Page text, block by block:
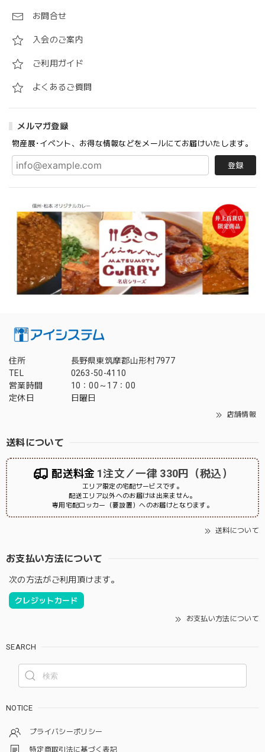
お問合せ
入会のご案内
ご利用ガイド
よくあるご質問
メルマガ登録
物産展･イベント、お得な情報などをメールにてお届けいたします。
登録
住所
長野県東筑摩郡山形村7977
TEL
0263-50-4110
営業時間
10：00～17：00
定休日
日曜日
店舗情報
送料について
配送料金 1注文／一律 330円（税込）
エリア限定の宅配サービスです。
配送エリア以外へのお届けは出来ません。
専用宅配ロッカー（要設置）へのお届けとなります。
送料について
お支払い方法について
次の方法がご利用頂けます。
クレジットカード
お支払い方法について
SEARCH
NOTICE
プライバシーポリシー
特定商取引法に基づく表記